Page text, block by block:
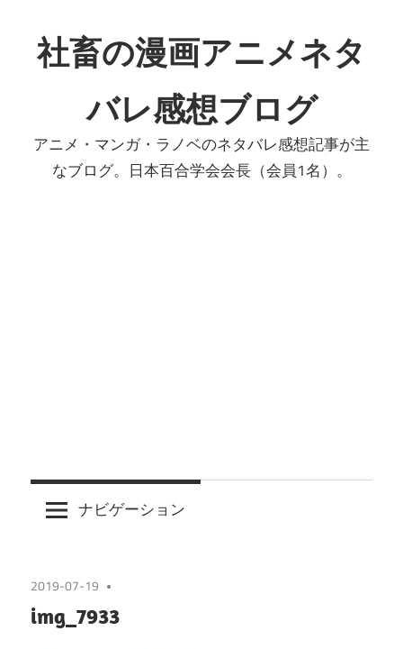
ン
テ
へ
社畜の漫画アニメネタ
バレ感想ブログ
アニメ・マンガ・ラノベのネタバレ感想記事が主
なブログ。日本百合学会会長（会員1名）。
ナビゲーション
2019-07-19
img_7933